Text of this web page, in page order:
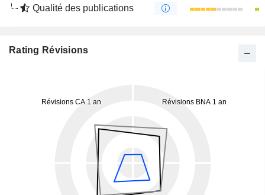
Qualité des publications
Rating Révisions